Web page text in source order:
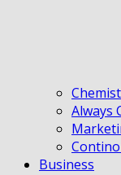
Always
Business